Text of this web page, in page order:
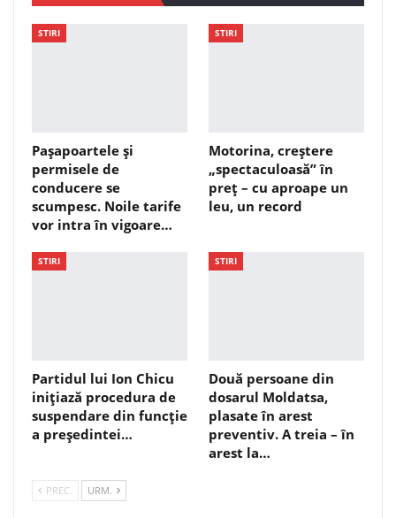
STIRI
Pașapoartele și
permisele de
conducere se
scumpesc. Noile tarife
vor intra în vigoare…
STIRI
Motorina, creștere
„spectaculoasă” în
preț – cu aproape un
leu, un record
STIRI
Partidul lui Ion Chicu
inițiază procedura de
suspendare din funcție
a președintei…
STIRI
Două persoane din
dosarul Moldatsa,
plasate în arest
preventiv. A treia – în
arest la…
PREC. URM.